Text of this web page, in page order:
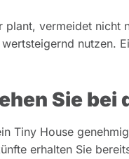
vermeidet nicht
nutzen.
Sie
Tiny House
erhalten Sie